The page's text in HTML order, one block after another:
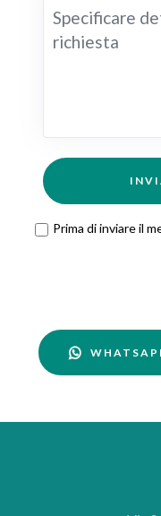
Prima di inviare il